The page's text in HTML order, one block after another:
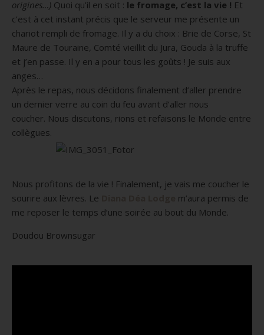
origines…) Quoi qu’il en soit : le fromage, c’est la vie ! Et
c’est à cet instant précis que le serveur me présente un
chariot rempli de fromage. Il y a du choix : Brie de Corse, St
Maure de Touraine, Comté vieillit du Jura, Gouda à la truffe
et j’en passe. Il y en a pour tous les goûts ! Je suis aux
anges…
Après le repas, nous décidons finalement d’aller prendre
un dernier verre au coin du feu avant d’aller nous
coucher. Nous discutons, rions et refaisons le Monde entre
collègues.
Nous profitons de la vie ! Finalement, je vais me coucher le
sourire aux lèvres. Le
m’aura permis de
me reposer le temps d’une soirée au bout du Monde.
Doudou Brownsugar